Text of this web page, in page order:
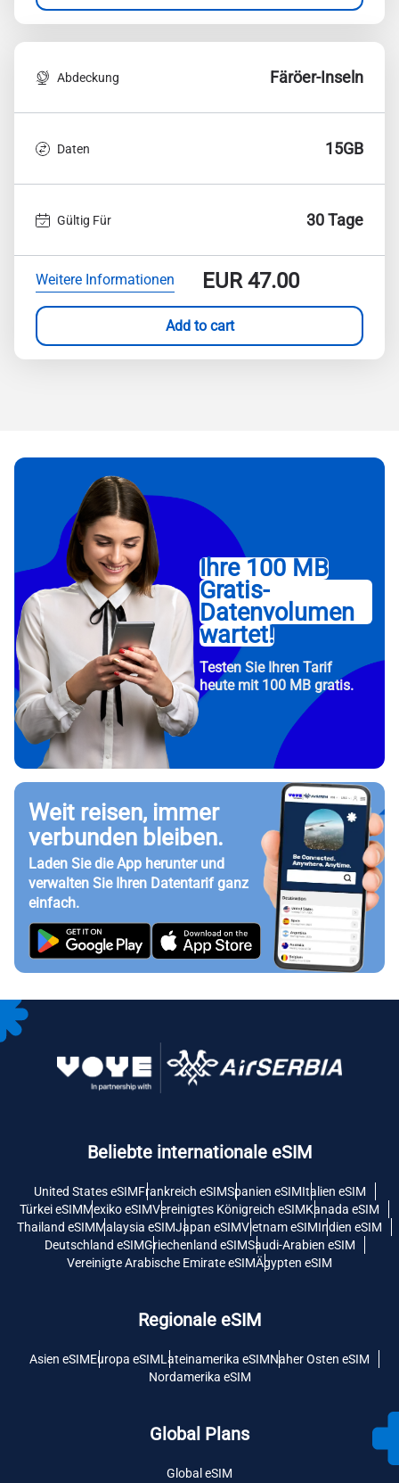
Abdeckung Färöer-Inseln
Daten 15GB
Gültig Für 30 Tage
Weitere Informationen EUR47.00
Add to cart
Ihre 100 MB
Gratis-
Datenvolumen
wartet!
Testen Sie Ihren Tarif
heute mit 100 MB gratis.
Weit reisen, immer
verbunden bleiben.
Laden Sie die App herunter und
verwalten Sie Ihren Datentarif ganz
einfach.
Beliebte internationale eSIM
United States eSIMFrankreich eSIMSpanien eSIMItalien eSIM
Türkei eSIMMexiko eSIMVereinigtes Königreich eSIMKanada eSIM
Thailand eSIMMalaysia eSIMJapan eSIMVietnam eSIMIndien eSIM
Deutschland eSIMGriechenland eSIMSaudi-Arabien eSIM
Vereinigte Arabische Emirate eSIMÄgypten eSIM
Regionale eSIM
Asien eSIMEuropa eSIMLateinamerika eSIMNaher Osten eSIM
Nordamerika eSIM
Global Plans
Global eSIM